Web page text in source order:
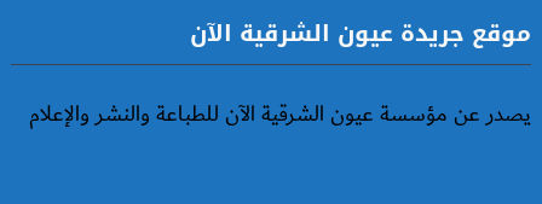
موقع جريدة عيون الشرقية الآن
يصدر عن مؤسسة عيون الشرقية الآن للطباعة والنشر والإعلام